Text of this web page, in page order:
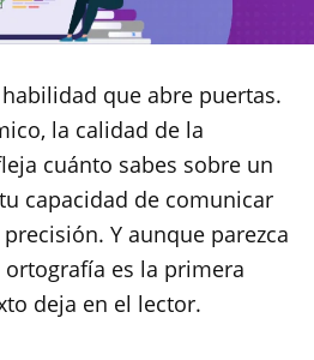
que abre puertas.
la calidad de la
cuánto sabes sobre un
capacidad de comunicar
Y aunque parezca
es la primera
deja en el lector.